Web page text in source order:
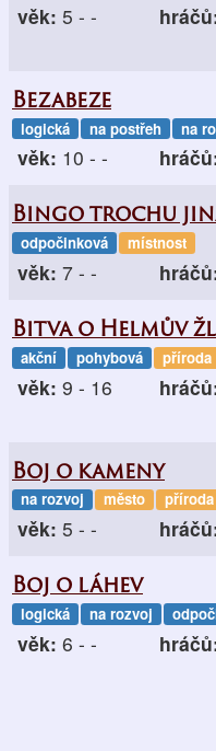
věk: 5 - -
Bezabeze
logická na postřeh na
věk: 10 - -
Bingo trochu
odpočinková místnost
věk: 7 - -
Bitva o Helmův
akční pohybová příroda
věk: 9 - 16
Boj o kameny
na rozvoj město příroda
věk: 5 - -
Boj o láhev
logická na rozvoj
věk: 6 - -